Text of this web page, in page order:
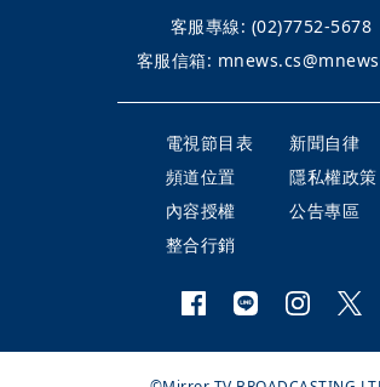
客服專線: (02)7752-5678
客服信箱:
電視節目表
新聞自律
頻道位置
隱私權政策
內容授權
公告專區
整合行銷